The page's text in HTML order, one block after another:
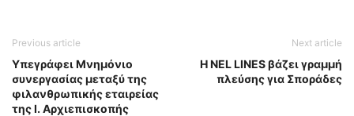
Previous article
Υπεγράφει Μνημόνιο
συνεργασίας μεταξύ της
φιλανθρωπικής εταιρείας
της Ι. Αρχιεπισκοπής
Next article
Η NEL LINES βάζει γραμμή
πλεύσης για Σποράδες